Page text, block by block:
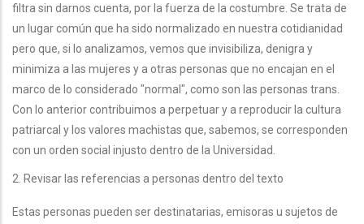
filtra sin darnos cuenta, por la fuerza de la costumbre. Se trata de
un lugar común que ha sido normalizado en nuestra cotidianidad
pero que, si lo analizamos, vemos que invisibiliza, denigra y
minimiza a las mujeres y a otras personas que no encajan en el
marco de lo considerado "normal", como son las personas trans.
Con lo anterior contribuimos a perpetuar y a reproducir la cultura
patriarcal y los valores machistas que, sabemos, se corresponden
con un orden social injusto dentro de la Universidad.
2. Revisar las referencias a personas dentro del texto
Estas personas pueden ser destinatarias, emisoras u sujetos de